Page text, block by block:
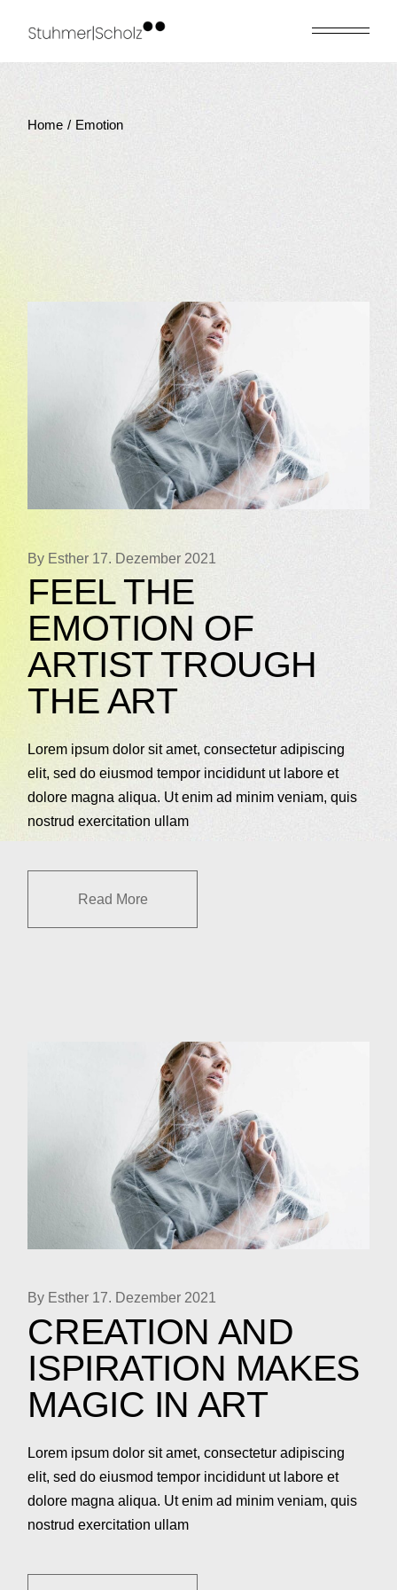
Home Emotion
By Esther 17. Dezember 2021
FEEL THE
EMOTION OF
ARTIST TROUGH
THE ART
Lorem ipsum dolor sit amet, consectetur adipiscing
elit, sed do eiusmod tempor incididunt ut labore et
dolore magna aliqua. Ut enim ad minim veniam, quis
nostrud exercitation ullam
Read More
By Esther 17. Dezember 2021
CREATION AND
ISPIRATION MAKES
MAGIC IN ART
Lorem ipsum dolor sit amet, consectetur adipiscing
elit, sed do eiusmod tempor incididunt ut labore et
dolore magna aliqua. Ut enim ad minim veniam, quis
nostrud exercitation ullam